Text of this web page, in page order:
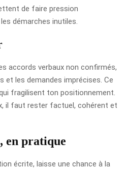
de faire pression
démarches inutiles.
accords verbaux non confirmés,
et les demandes imprécises. Ce
fragilisent ton positionnement.
il faut rester factuel, cohérent et
en pratique
écrite, laisse une chance à la